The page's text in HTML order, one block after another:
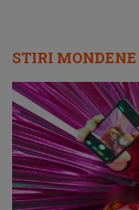
STIRI MONDENE